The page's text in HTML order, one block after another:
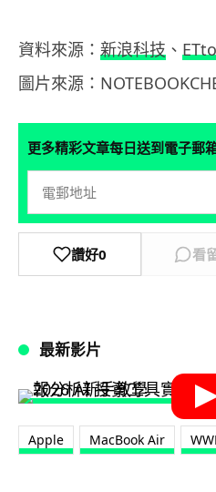
資料來源： 新浪科技 、
圖片來源：
更多精彩文章每日送到電子郵
讚好0 看
最新影片
Apple MacBook Air